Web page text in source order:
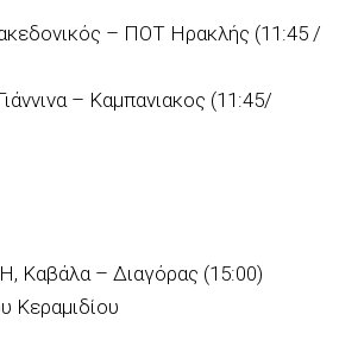
– ΠΟΤ Ηρακλής (11:45 /
– Καμπανιακος (11:45/
– Διαγόρας (15:00)
Κεραμιδίου